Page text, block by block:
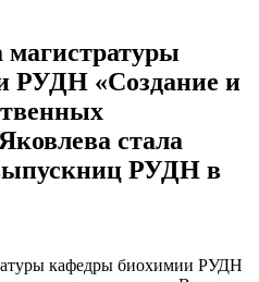
РУДН «Создание и
стала
РУДН в